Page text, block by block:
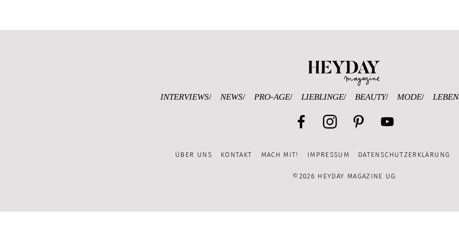
INTERVIEWS NEWS PRO-AGE LIEBLINGE BEAUTY MODE
Channel
ÜBER UNS KONTAKT MACH MIT! IMPRESSUM DATENSCHUTZERKLÄRUNG
©2026 HEYDAY MAGAZINE UG